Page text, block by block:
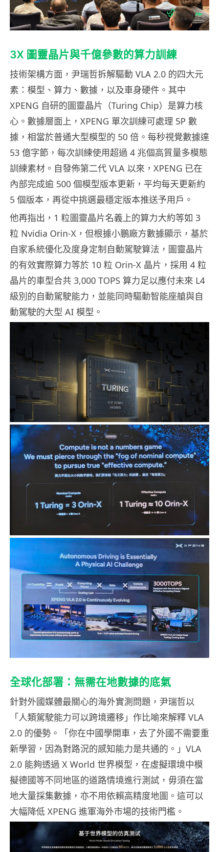
3X 圖靈晶片與千億參數的算力訓練
技術架構方面，尹瑞哲拆解驅動 VLA 2.0 的四大元
素：模型、算力、數據，以及車身硬件。其中
XPENG 自研的圖靈晶片（Turing Chip）是算力核
心。數據層面上，XPENG 單次訓練可處理 5P 數
據，相當於普通大型模型的 50 倍。每秒視覺數據達
53 億字節，每次訓練使用超過 4 兆個高質量多模態
訓練素材。自發佈第二代 VLA 以來，XPENG 已在
內部完成逾 500 個模型版本更新，平均每天更新約
5 個版本，再從中挑選最穩定版本推送予用戶。
他再指出，1 粒圖靈晶片名義上的算力大約等如 3
粒 Nvidia Orin-X，但根據小鵬廠方數據顯示，基於
自家系統優化及度身定制自動駕駛算法，圖靈晶片
的有效實際算力等於 10 粒 Orin-X 晶片，採用 4 粒
晶片的車型合共 3,000 TOPS 算力足以應付未來 L4
級別的自動駕駛能力，並能同時驅動智能座艙與自
動駕駛的大型 AI 模型。
全球化部署：無需在地數據的底氣
針對外國媒體最關心的海外實測問題，尹瑞哲以
「人類駕駛能力可以跨境遷移」作比喻來解釋 VLA
2.0 的優勢。「你在中國學開車，去了外國不需要重
新學習，因為對路況的感知能力是共通的。」VLA
2.0 能夠透過 X World 世界模型，在虛擬環境中模
擬德國等不同地區的道路情境進行測試，毋須在當
地大量採集數據，亦不用依賴高精度地圖。這可以
大幅降低 XPENG 進軍海外市場的技術門檻。